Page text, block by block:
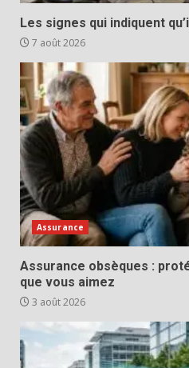
Les signes qui indiquent
7 août 2026
Assurance
Assurance obsèques :
que vous aimez
3 août 2026